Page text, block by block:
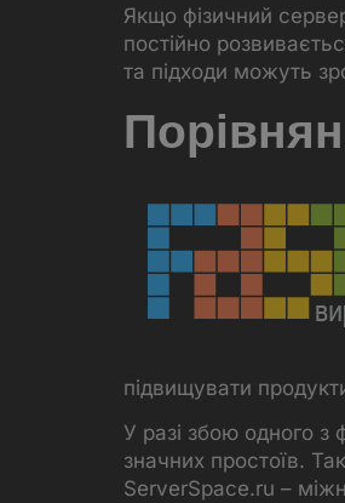
Якщо фізичний
постійно
та підходи можуть
підвищувати
У разі збою одного з
значних простоїв.
ServerSpace.ru –